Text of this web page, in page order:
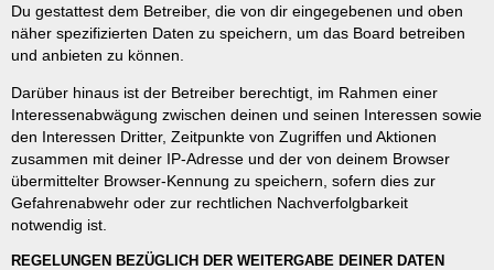
Du gestattest dem Betreiber, die von dir eingegebenen und oben
näher spezifizierten Daten zu speichern, um das Board betreiben
und anbieten zu können.
Darüber hinaus ist der Betreiber berechtigt, im Rahmen einer
Interessenabwägung zwischen deinen und seinen Interessen sowie
den Interessen Dritter, Zeitpunkte von Zugriffen und Aktionen
zusammen mit deiner IP-Adresse und der von deinem Browser
übermittelter Browser-Kennung zu speichern, sofern dies zur
Gefahrenabwehr oder zur rechtlichen Nachverfolgbarkeit
notwendig ist.
REGELUNGEN BEZÜGLICH DER WEITERGABE DEINER DATEN